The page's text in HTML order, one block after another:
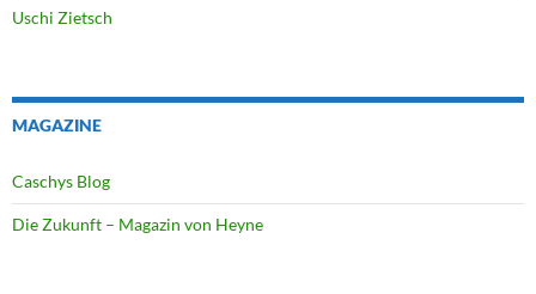
Uschi Zietsch
MAGAZINE
Caschys Blog
Die Zukunft – Magazin von Heyne